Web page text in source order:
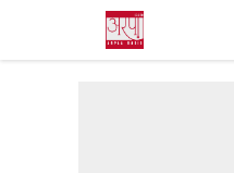
content